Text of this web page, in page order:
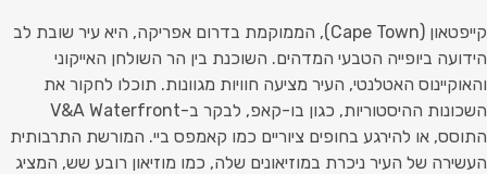
קייפטאון (Cape Town), הממוקמת בדרום אפריקה, היא עיר שובת לב
ביופייה הטבעי המדהים. השוכנת בין הר השולחן האייקוני
​​האטלנטי, העיר מציעה חוויות מגוונות. תוכלו לחקור את
השכונות ההיסטוריות, כגון בו-קאפ, לבקר ב-V&A Waterfront
או להירגע בחופים ציוריים כמו קאמפס ביי. המורשת התרבותית
של העיר ניכרת במוזיאונים שלה, כמו מוזיאון רובע שש, המציג